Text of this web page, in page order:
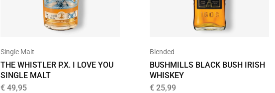
Single Malt
THE WHISTLER P.X. I LOVE YOU
SINGLE MALT
€ 49,95
Blended
BUSHMILLS BLACK BUSH IRISH
WHISKEY
€ 25,99